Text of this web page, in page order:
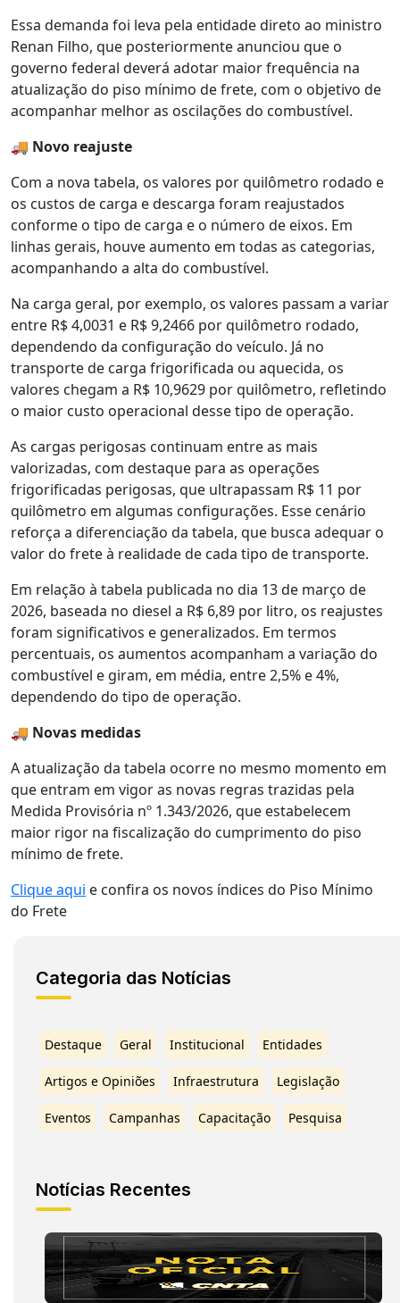
Essa demanda foi leva pela entidade direto ao ministro
Renan Filho, que posteriormente anunciou que o
governo federal deverá adotar maior frequência na
atualização do piso mínimo de frete, com o objetivo de
acompanhar melhor as oscilações do combustível.
🚚 Novo reajuste
Com a nova tabela, os valores por quilômetro rodado e
os custos de carga e descarga foram reajustados
conforme o tipo de carga e o número de eixos. Em
linhas gerais, houve aumento em todas as categorias,
acompanhando a alta do combustível.
Na carga geral, por exemplo, os valores passam a variar
entre R$ 4,0031 e R$ 9,2466 por quilômetro rodado,
dependendo da configuração do veículo. Já no
transporte de carga frigorificada ou aquecida, os
valores chegam a R$ 10,9629 por quilômetro, refletindo
o maior custo operacional desse tipo de operação.
As cargas perigosas continuam entre as mais
valorizadas, com destaque para as operações
frigorificadas perigosas, que ultrapassam R$ 11 por
quilômetro em algumas configurações. Esse cenário
reforça a diferenciação da tabela, que busca adequar o
valor do frete à realidade de cada tipo de transporte.
Em relação à tabela publicada no dia 13 de março de
2026, baseada no diesel a R$ 6,89 por litro, os reajustes
foram significativos e generalizados. Em termos
percentuais, os aumentos acompanham a variação do
combustível e giram, em média, entre 2,5% e 4%,
dependendo do tipo de operação.
🚚 Novas medidas
A atualização da tabela ocorre no mesmo momento em
que entram em vigor as novas regras trazidas pela
Medida Provisória nº 1.343/2026, que estabelecem
maior rigor na fiscalização do cumprimento do piso
mínimo de frete.
Clique aqui e confira os novos índices do Piso Mínimo
do Frete
Categoria das Notícias
Destaque Geral Institucional Entidades
Artigos e Opiniões Infraestrutura Legislação
Eventos Campanhas Capacitação Pesquisa
Notícias Recentes